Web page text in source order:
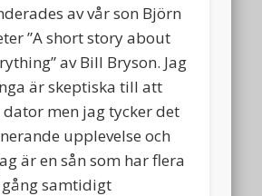
av vår son Björn
”A short story about
av Bill Bryson. Jag
är skeptiska till att
dator men jag tycker det
upplevelse och
är en sån som har flera
samtidigt